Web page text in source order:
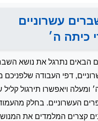
עשרוניים
כיתה ה׳
הבאים נתרגל את נושא
דפי העבודה שלפניכם
ומעלה ויאפשרו תירגול קליל
העשרוניים. בחלק
קצרים המלמדים את